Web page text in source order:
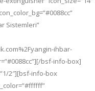
Sistemleri”
ihbar-
bsf-info-box]
2″][bsf-info-box